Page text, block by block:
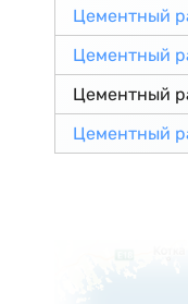
Цементный
Цементный
Цементный
Цементный